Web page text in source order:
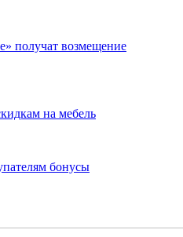
получат возмещение
на мебель
бонусы